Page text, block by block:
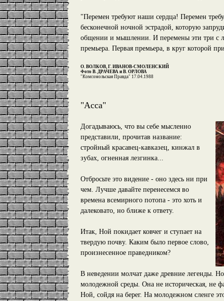
"Перемен требуют наши сердца! Перемен
бесконечной ночной эстрадой, которую
общении и мышлении. И перемены эти три с
премьера. Первая премьера, в круг которой
О. ВОЛКОВ, Г. ИВАНОВ-СМОЛЕНСКИЙ
Фото В. ДРАЧЕВА и В. ОРЛОВА
"Комсомольская Правда" 17.04.1988
"Асса"
Догадываюсь, что вы себе мысленно
представили, прочитав название:
стройный красавец-кавказец, кинжал в
зубах, огненная лезгинка...
Отбросьте это видение - оно здесь ни при
чем. Лучше давайте перенесемся во
времена всемирного потопа - это хоть и
далековато, но ближе к ответу.
Итак, Ной покидает ковчег и ступает на
твердую почву. Каким было первое слово,
произнесенное праведником?
В неведении молчат даже древние легенды.
молодежной среды. Она не историческая, не
Ной, сойдя на берег. На молодежном сленге